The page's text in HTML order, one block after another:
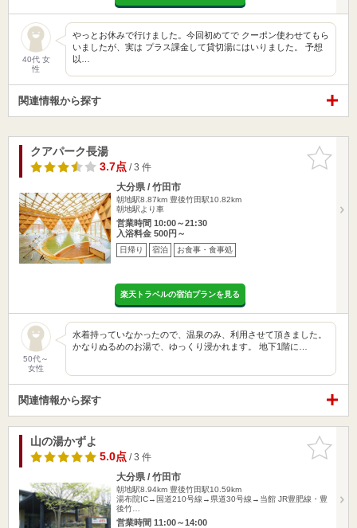
40代 女
性
やっとお休みで行けました。今回初めてで クーポン使わせてもら
いましたが、実は プラス課金して貸切湯にはいりました。 予想
以…
関連情報から探す
お気に入
りに追加
クアパーク長湯
3.7点/ 3 件
大分県 / 竹田市
朝地駅8.87km 豊後竹田駅10.82km
朝地駅より車
営業時間 10:00～21:30
入浴料金 500円～
日帰り 宿泊 お食事・食事処
楽天トラベルの宿泊プランを見る
50代～
女性
水着持っていなかったので、温泉のみ、利用させて頂きました。
かなりぬるめのお湯で、ゆっくり浸かれます。 地下1階に…
関連情報から探す
お気に入
りに追加
山の湯かずよ
5.0点/ 3 件
大分県 / 竹田市
朝地駅8.94km 豊後竹田駅10.59km
湯布院IC→国道210号線→県道30号線→当館 JR豊肥線・豊
後竹…
営業時間 11:00～14:00